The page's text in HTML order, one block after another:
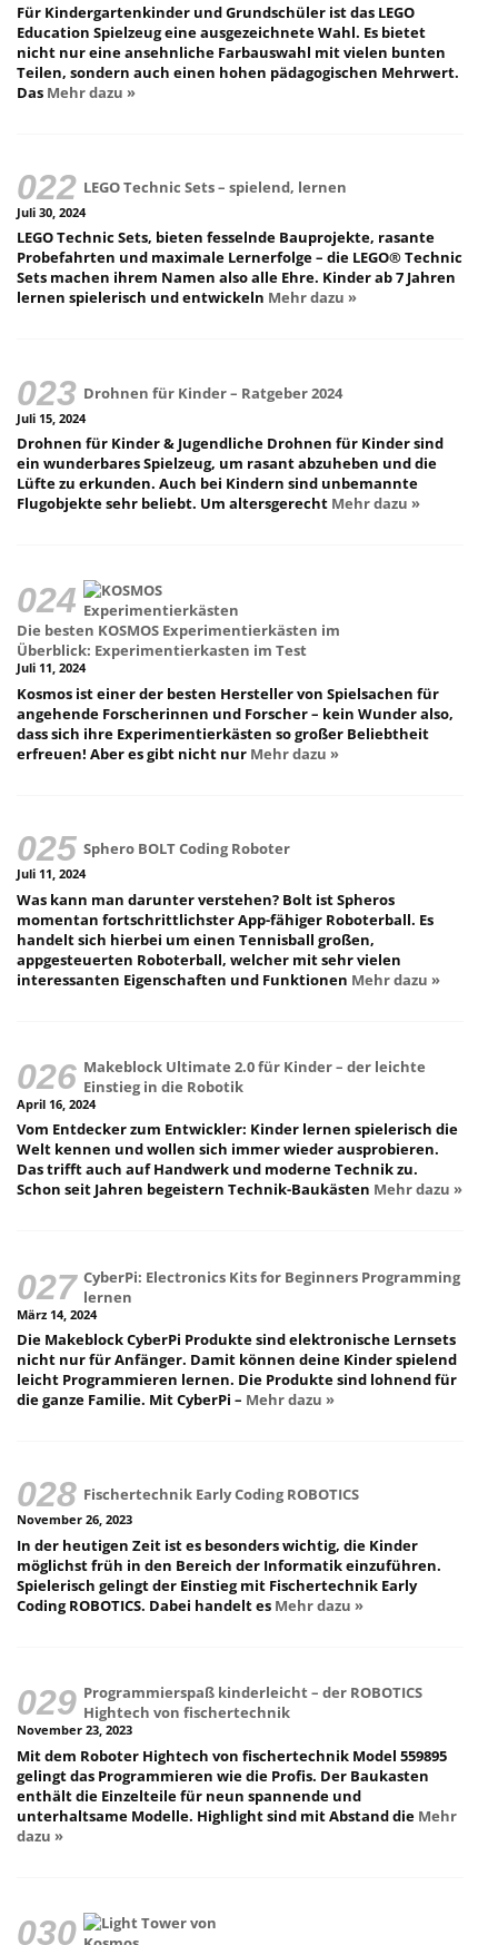
Für Kindergartenkinder und Grundschüler ist das LEGO
Education Spielzeug eine ausgezeichnete Wahl. Es bietet
nicht nur eine ansehnliche Farbauswahl mit vielen bunten
Teilen, sondern auch einen hohen pädagogischen Mehrwert.
Das Mehr dazu »
LEGO Technic Sets – spielend, lernen
Juli 30, 2024
LEGO Technic Sets, bieten fesselnde Bauprojekte, rasante
Probefahrten und maximale Lernerfolge – die LEGO® Technic
Sets machen ihrem Namen also alle Ehre. Kinder ab 7 Jahren
lernen spielerisch und entwickeln Mehr dazu »
Drohnen für Kinder – Ratgeber 2024
Juli 15, 2024
Drohnen für Kinder & Jugendliche Drohnen für Kinder sind
ein wunderbares Spielzeug, um rasant abzuheben und die
Lüfte zu erkunden. Auch bei Kindern sind unbemannte
Flugobjekte sehr beliebt. Um altersgerecht Mehr dazu »
Die besten KOSMOS Experimentierkästen im
Überblick: Experimentierkasten im Test
Juli 11, 2024
Kosmos ist einer der besten Hersteller von Spielsachen für
angehende Forscherinnen und Forscher – kein Wunder also,
dass sich ihre Experimentierkästen so großer Beliebtheit
erfreuen! Aber es gibt nicht nur Mehr dazu »
Sphero BOLT Coding Roboter
Juli 11, 2024
Was kann man darunter verstehen? Bolt ist Spheros
momentan fortschrittlichster App-fähiger Roboterball. Es
handelt sich hierbei um einen Tennisball großen,
appgesteuerten Roboterball, welcher mit sehr vielen
interessanten Eigenschaften und Funktionen Mehr dazu »
Makeblock Ultimate 2.0 für Kinder – der leichte
Einstieg in die Robotik
April 16, 2024
Vom Entdecker zum Entwickler: Kinder lernen spielerisch die
Welt kennen und wollen sich immer wieder ausprobieren.
Das trifft auch auf Handwerk und moderne Technik zu.
Schon seit Jahren begeistern Technik-Baukästen Mehr dazu »
CyberPi: Electronics Kits for Beginners Programming
lernen
März 14, 2024
Die Makeblock CyberPi Produkte sind elektronische Lernsets
nicht nur für Anfänger. Damit können deine Kinder spielend
leicht Programmieren lernen. Die Produkte sind lohnend für
die ganze Familie. Mit CyberPi – Mehr dazu »
Fischertechnik Early Coding ROBOTICS
November 26, 2023
In der heutigen Zeit ist es besonders wichtig, die Kinder
möglichst früh in den Bereich der Informatik einzuführen.
Spielerisch gelingt der Einstieg mit Fischertechnik Early
Coding ROBOTICS. Dabei handelt es Mehr dazu »
Programmierspaß kinderleicht – der ROBOTICS
Hightech von fischertechnik
November 23, 2023
Mit dem Roboter Hightech von fischertechnik Model 559895
gelingt das Programmieren wie die Profis. Der Baukasten
enthält die Einzelteile für neun spannende und
unterhaltsame Modelle. Highlight sind mit Abstand die Mehr
dazu »